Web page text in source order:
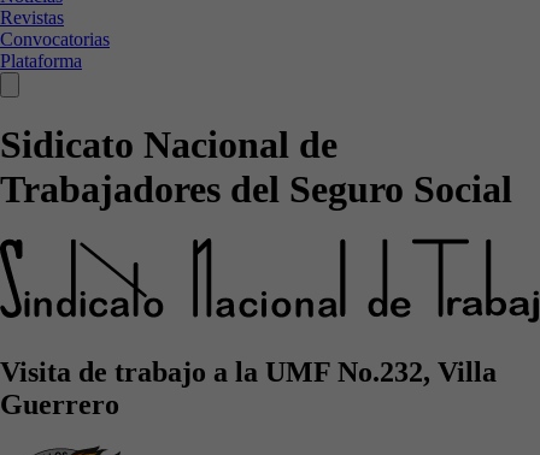
Revistas
Convocatorias
Plataforma
Sidicato Nacional de
Trabajadores del Seguro Social
Visita de trabajo a la UMF No.232, Villa
Guerrero